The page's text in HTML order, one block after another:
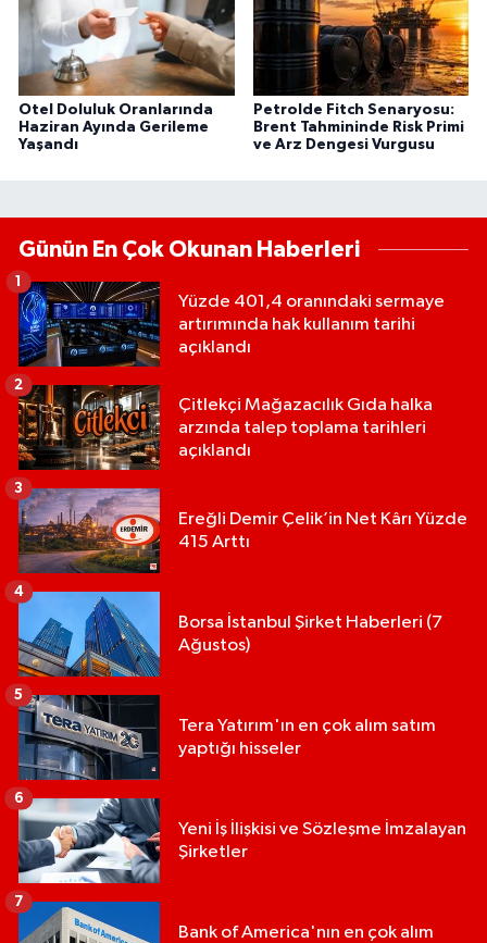
Otel Doluluk Oranlarında
Haziran Ayında Gerileme
Yaşandı
Petrolde Fitch Senaryosu:
Brent Tahmininde Risk Primi
ve Arz Dengesi Vurgusu
Günün En Çok Okunan Haberleri
Yüzde 401,4 oranındaki sermaye
artırımında hak kullanım tarihi
açıklandı
1
Çitlekçi Mağazacılık Gıda halka
arzında talep toplama tarihleri
açıklandı
2
Ereğli Demir Çelik’in Net Kârı Yüzde
415 Arttı
3
Borsa İstanbul Şirket Haberleri (7
Ağustos)
4
Tera Yatırım'ın en çok alım satım
yaptığı hisseler
5
Yeni İş İlişkisi ve Sözleşme İmzalayan
Şirketler
6
Bank of America'nın en çok alım
7